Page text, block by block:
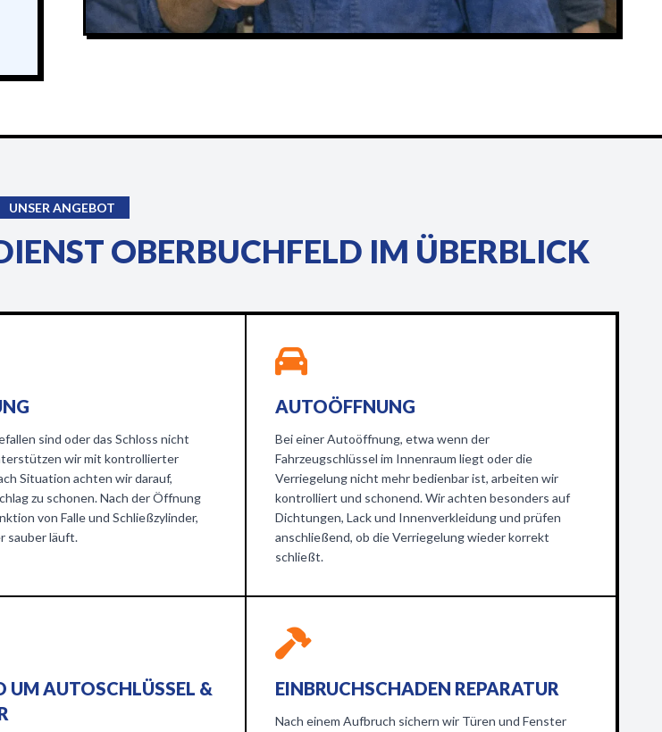
UNSER ANGEBOT
OBERBUCHFELD IM ÜBERBLICK
sind oder das Schloss nicht
wir mit kontrollierter
Situation achten wir darauf,
zu schonen. Nach der Öffnung
von Falle und Schließzylinder,
sauber läuft.
AUTOÖFFNUNG
Bei einer Autoöffnung, etwa wenn der
Fahrzeugschlüssel im Innenraum liegt oder die
Verriegelung nicht mehr bedienbar ist, arbeiten wir
kontrolliert und schonend. Wir achten besonders auf
Dichtungen, Lack und Innenverkleidung und prüfen
anschließend, ob die Verriegelung wieder korrekt
schließt.
UM AUTOSCHLÜSSEL &
EINBRUCHSCHADEN REPARATUR
Nach einem Aufbruch sichern wir Türen und Fenster